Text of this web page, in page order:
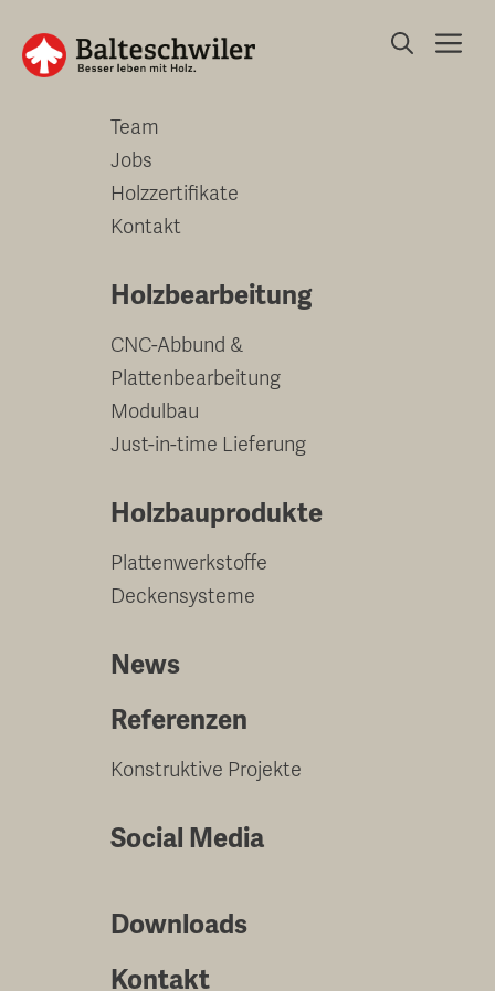
zum
Inhalt
Unternehmen
Team
Jobs
Holzzertifikate
Kontakt
Holzbearbeitung
CNC-Abbund &
Plattenbearbeitung
Modulbau
Just-in-time Lieferung
Holzbauprodukte
Plattenwerkstoffe
Deckensysteme
News
Referenzen
Konstruktive Projekte
Social Media
Downloads
Kontakt